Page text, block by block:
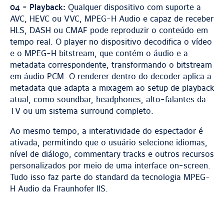
04 - Playback: Qualquer dispositivo com suporte a
AVC, HEVC ou VVC, MPEG-H Audio e capaz de receber
HLS, DASH ou CMAF pode reproduzir o conteúdo em
tempo real. O player no dispositivo decodifica o vídeo
e o MPEG-H bitstream, que contém o áudio e a
metadata correspondente, transformando o bitstream
em áudio PCM. O renderer dentro do decoder aplica a
metadata que adapta a mixagem ao setup de playback
atual, como soundbar, headphones, alto-falantes da
TV ou um sistema surround completo.
Ao mesmo tempo, a interatividade do espectador é
ativada, permitindo que o usuário selecione idiomas,
nível de diálogo, commentary tracks e outros recursos
personalizados por meio de uma interface on-screen.
Tudo isso faz parte do standard da tecnologia MPEG-
H Audio da Fraunhofer IIS.